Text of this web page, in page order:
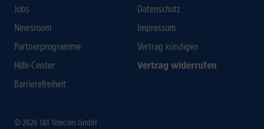
Jobs
Newsroom
Partnerprogramme
Hilfe-Center
Barrierefreiheit
Datenschutz
Impressum
Vertrag kündigen
Vertrag widerrufen
© 2026 1&1 Telecom GmbH